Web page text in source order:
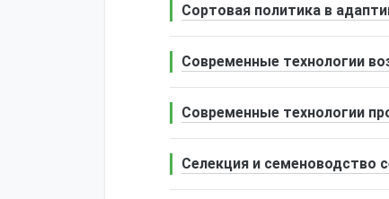
Сортовая политика в
Современные технологии
Современные технологии
Селекция и семеноводство